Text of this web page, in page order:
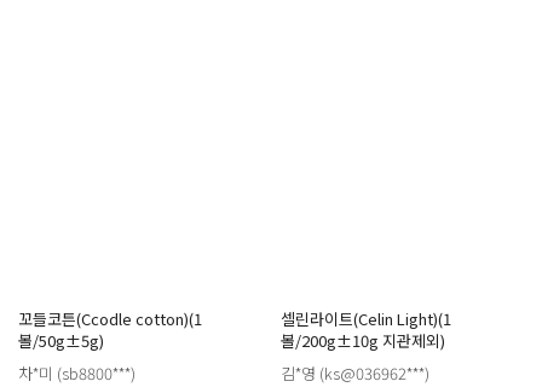
꼬들코튼(Ccodle cotton)(1
볼/50g±5g)
차*미 (sb8800***)
셀린라이트(Celin Light)(1
볼/200g±10g 지관제외)
김*영 (ks@036962***)